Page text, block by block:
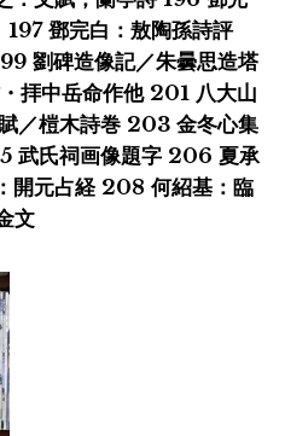
鄧完白：敖陶孫詩評
劉碑造像記／朱曇思造塔
拝中岳命作他 201 八大山
／榿木詩巻 203 金冬心集
武氏祠画像題字 206 夏承
開元占経 208 何紹基：臨
文